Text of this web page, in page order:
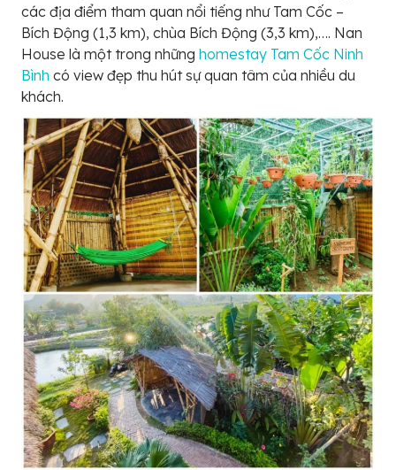
các địa điểm tham quan nổi tiếng như Tam Cốc –
Bích Động (1,3 km), chùa Bích Động (3,3 km),…. Nan
House là một trong những homestay Tam Cốc Ninh
Bình có view đẹp thu hút sự quan tâm của nhiều du
khách.